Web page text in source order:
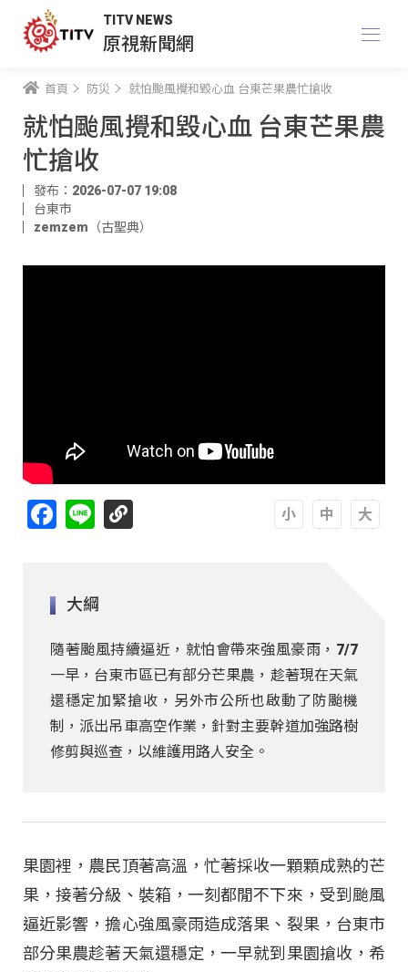
TITV NEWS
原視新聞網
首頁 防災 就怕颱風攪和毀心血 台東芒果農忙搶收
就怕颱風攪和毀心血 台東芒果農
忙搶收
發布：2026-07-07 19:08
台東市
zemzem（古聖典）
Facebook
Line
大綱
隨著颱風持續逼近，就怕會帶來強風豪雨，7/7
一早，台東市區已有部分芒果農，趁著現在天氣
還穩定加緊搶收，另外市公所也啟動了防颱機
制，派出吊車高空作業，針對主要幹道加強路樹
修剪與巡查，以維護用路人安全。
果園裡，農民頂著高溫，忙著採收一顆顆成熟的芒
果，接著分級、裝箱，一刻都閒不下來，受到颱風
逼近影響，擔心強風豪雨造成落果、裂果，台東市
部分果農趁著天氣還穩定，一早就到果園搶收，希